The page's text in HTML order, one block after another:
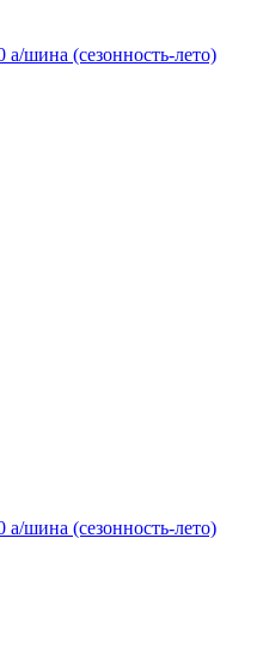
шина (сезонность-лето)
шина (сезонность-лето)